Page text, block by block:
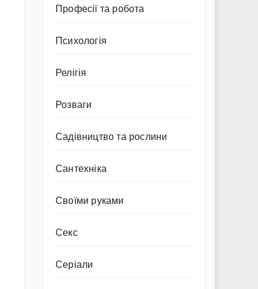
Професії та робота
Психологія
Релігія
Розваги
Садівництво та рослини
Сантехніка
Своїми руками
Секс
Серіали